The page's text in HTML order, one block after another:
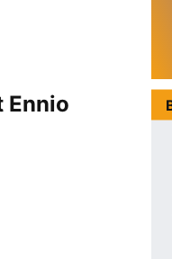
Ennio